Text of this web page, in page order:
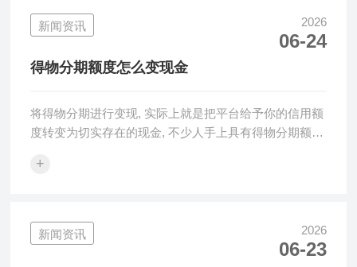
新闻资讯 2026
06-24
得物分期额度怎么变现金
将得物分期进行变现, 实际上就是把平台给予你的信用额
度转变为切实存在的现金, 不少人手上具有得物分期额
+
新闻资讯 2026
06-23